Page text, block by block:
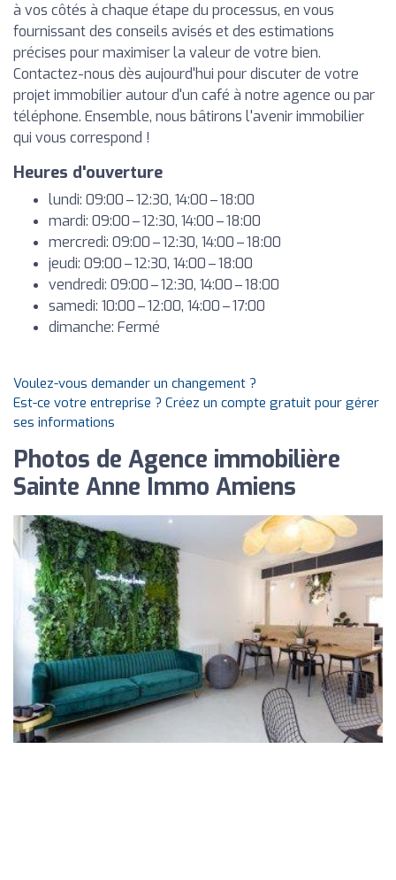
à vos côtés à chaque étape du processus, en vous
fournissant des conseils avisés et des estimations
précises pour maximiser la valeur de votre bien.
Contactez-nous dès aujourd'hui pour discuter de votre
projet immobilier autour d'un café à notre agence ou par
téléphone. Ensemble, nous bâtirons l'avenir immobilier
qui vous correspond !
Heures d'ouverture
lundi: 09:00 – 12:30, 14:00 – 18:00
mardi: 09:00 – 12:30, 14:00 – 18:00
mercredi: 09:00 – 12:30, 14:00 – 18:00
jeudi: 09:00 – 12:30, 14:00 – 18:00
vendredi: 09:00 – 12:30, 14:00 – 18:00
samedi: 10:00 – 12:00, 14:00 – 17:00
dimanche: Fermé
Voulez-vous demander un changement ?
Est-ce votre entreprise ? Créez un compte gratuit pour gérer
ses informations
Photos de Agence immobilière
Sainte Anne Immo Amiens